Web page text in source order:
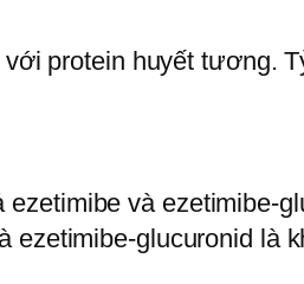
protein huyết tương.
và ezetimibe-
ezetimibe-glucuronid là